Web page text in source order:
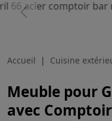
Previous
Accueil Cuisine
Meuble pour
avec